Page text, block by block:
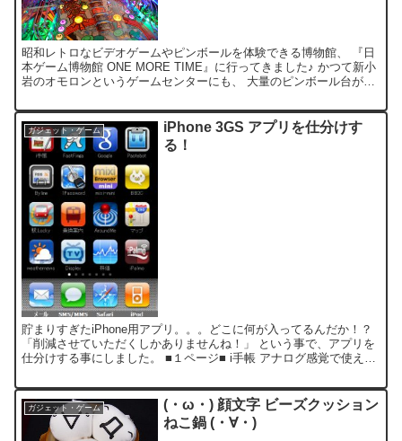
昭和レトロなビデオゲームやピンボールを体験できる博物館、 『日
本ゲーム博物館 ONE MORE TIME』に行ってきました♪ かつて新小
岩のオモロンというゲームセンターにも、 大量のピンボール台が設
ガジェット・ゲーム
iPhone 3GS アプリを仕分けす
る！
貯まりすぎたiPhone用アプリ。。。どこに何が入ってるんだか！？
「削減させていただくしかありませんね！」 という事で、アプリを
仕分けする事にしました。 ■１ページ■ i手帳 アナログ感覚で使える
ガジェット・ゲーム
(・ω・) 顔文字 ビーズクッション
ねこ鍋 (・∀・)